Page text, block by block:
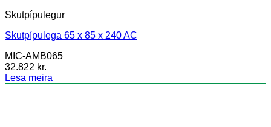
Skutpípulegur
Skutpípulega 65 x 85 x 240 AC
MIC-AMB065
32.822 kr.
Lesa meira